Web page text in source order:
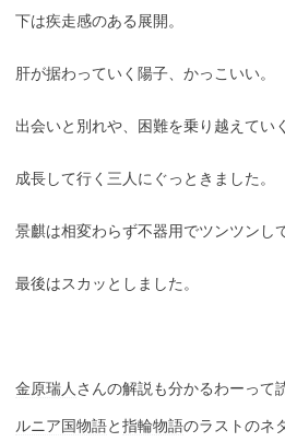
下は疾走感のある展開。
肝が据わっていく陽子、かっこいい。
出会いと別れや、困難を乗り越えてい
成長して行く三人にぐっときました。
景麒は相変わらず不器用でツンツンし
最後はスカッとしました。
金原瑞人 さんの解説も分かるわーって
ルニア国物語と指輪物語のラストのネ